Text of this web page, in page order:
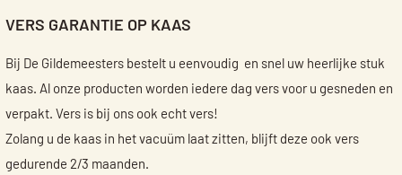
VERS GARANTIE OP KAAS
Bij De Gildemeesters bestelt u eenvoudig en snel uw heerlijke stuk
kaas. Al onze producten worden iedere dag vers voor u gesneden en
verpakt. Vers is bij ons ook echt vers!
Zolang u de kaas in het vacuüm laat zitten, blijft deze ook vers
gedurende 2/3 maanden.